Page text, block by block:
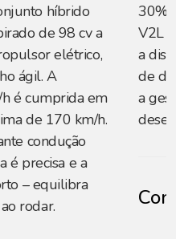
híbrido
de 98 cv a
elétrico,
ágil. A
é cumprida em
de 170 km/h.
condução
é precisa e a
– equilibra
rodar.
30%
V2L
a
de
a